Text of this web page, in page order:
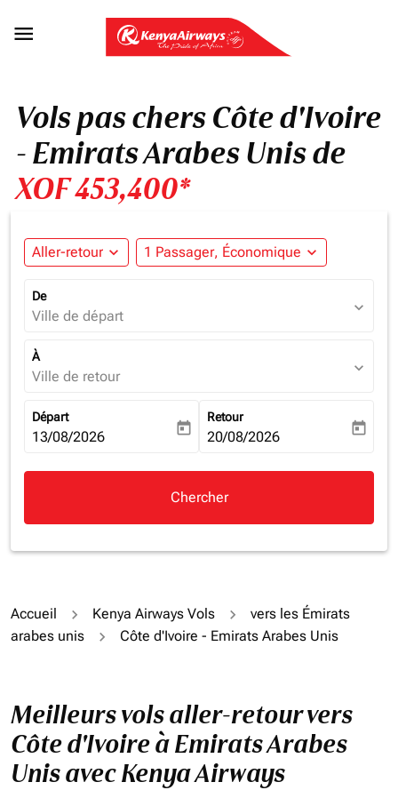

Vols pas chers Côte d'Ivoire
- Emirats Arabes Unis de
XOF 453,400*
Aller-retour expand_more 1 Passager, Économique expand_more
De
Ville de départ expand_more
À
Ville de retour expand_more
Départ
fc-booking-departure-date-aria-label
13/08/2026 today
Retour
fc-booking-return-date-aria-
20/08/2026 today
Chercher
Accueil Kenya Airways Vols
vers les Émirats
arabes unis
Côte d'Ivoire - Emirats Arabes Unis
Meilleurs vols aller-retour vers
Côte d'Ivoire à Emirats Arabes
Unis avec Kenya Airways